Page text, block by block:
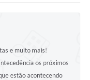
e muito mais!
os próximos
estão acontecendo